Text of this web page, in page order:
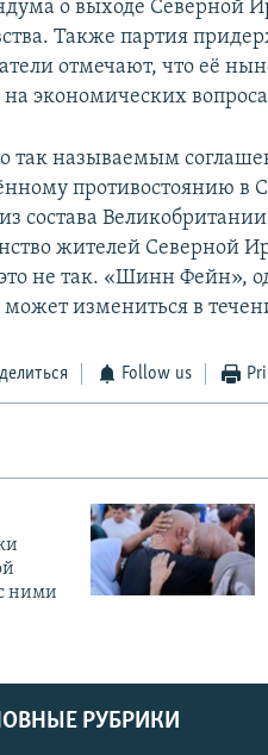
о выходе Северной
Также партия
отмечают, что её
экономических
так называемым
противостоянию в
состава
жителей Северной
не так. «Шинн Фейн»,
измениться в
Follow us
ними
РУБРИКИ